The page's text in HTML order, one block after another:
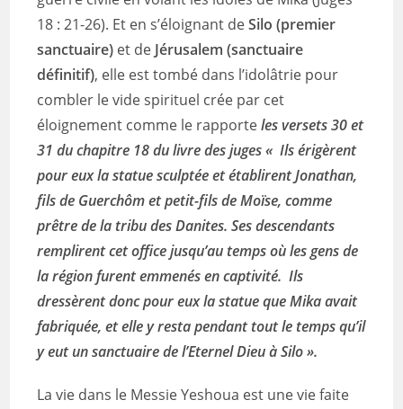
18 : 21-26). Et en s’éloignant deSilo (premier
sanctuaire) et de Jérusalem (sanctuaire
définitif), elle est tombé dans l’idolâtrie pour
combler le vide spirituel crée par cet
éloignement comme le rapporteles versets 30 et
31 du chapitre 18 du livre des juges «Ils érigèrent
pour eux la statue sculptée et établirent Jonathan,
fils de Guerchôm et petit-fils de Moïse, comme
prêtre de la tribu des Danites. Ses descendants
remplirent cet office jusqu’au temps où les gens de
la région furent emmenés en captivité. Ils
dressèrent donc pour eux la statue que Mika avait
fabriquée, et elle y resta pendant tout le temps qu’il
y eut un sanctuaire de l’Eternel Dieu à Silo ».
La vie dans le Messie Yeshoua est une vie faite